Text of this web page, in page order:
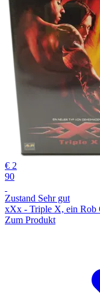
€ 2
90
Zustand Sehr gut
xXx - Triple X, ein Rob
Zum Produkt